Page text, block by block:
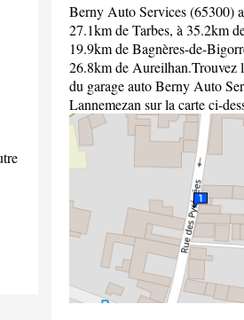
Berny Auto Services (65300)
27.1km de Tarbes, à 35.2km
19.9km de Bagnères-de-
26.8km de Aureilhan.Trouvez
du garage auto Berny Auto
Lannemezan sur la carte ci-